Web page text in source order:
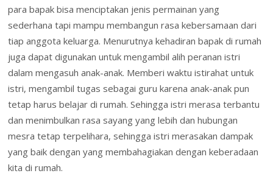
para bapak bisa menciptakan jenis permainan yang
sederhana tapi mampu membangun rasa kebersamaan dari
tiap anggota keluarga. Menurutnya kehadiran bapak di rumah
juga dapat digunakan untuk mengambil alih peranan istri
dalam mengasuh anak-anak. Memberi waktu istirahat untuk
istri, mengambil tugas sebagai guru karena anak-anak pun
tetap harus belajar di rumah. Sehingga istri merasa terbantu
dan menimbulkan rasa sayang yang lebih dan hubungan
mesra tetap terpelihara, sehingga istri merasakan dampak
yang baik dengan yang membahagiakan dengan keberadaan
kita di rumah.